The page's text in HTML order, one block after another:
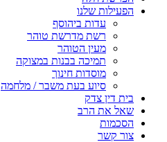
הפעילות שלנו
עדות ביהוסף
רשת מדרשת טוהר
מעין הטוהר
תמיכה בבנות במצוקה
מוסדות חינוך
סיוע בעת משבר / מלחמה
בית דין צדק
שאל את הרב
הסכמות
צור קשר